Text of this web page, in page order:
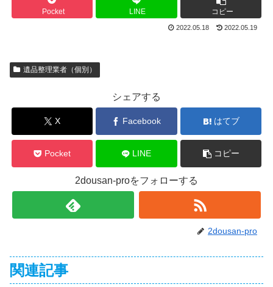
Pocket LINE コピー
2022.05.18 2022.05.19
遺品整理業者（個別）
シェアする
X Facebook はてブ
Pocket LINE コピー
2dousan-proをフォローする
2dousan-pro
関連記事